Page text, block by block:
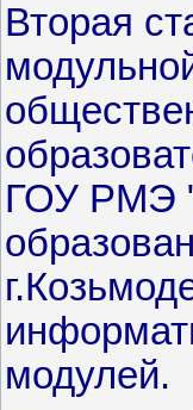
Вторая
ГОУ РМЭ
модулей.